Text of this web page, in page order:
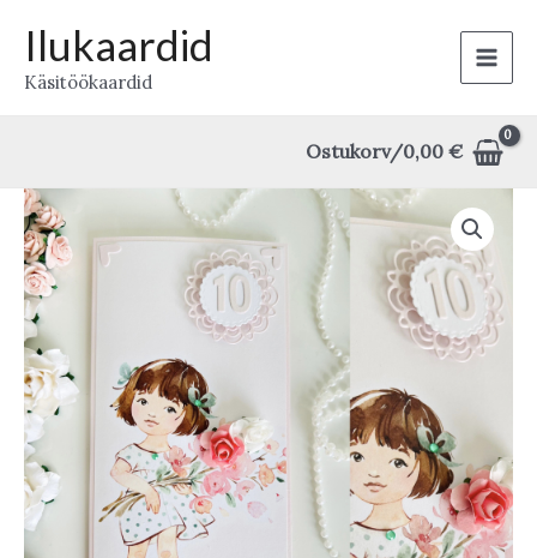
content
Ilukaardid
Käsitöökaardid
Main
Ostukorv/0,00 €